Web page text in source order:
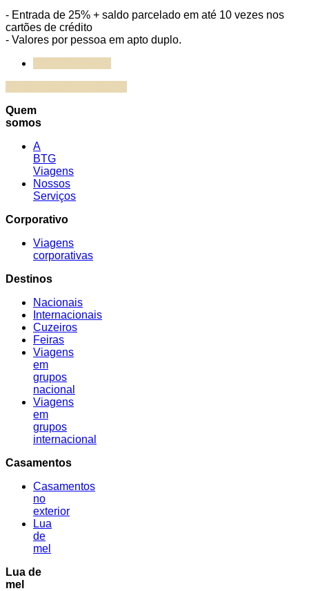
- Entrada de 25% + saldo parcelado em até 10 vezes nos
cartões de crédito
- Valores por pessoa em apto duplo.
Quem
somos
A
BTG
Viagens
Nossos
Serviços
Corporativo
Viagens
corporativas
Destinos
Nacionais
Internacionais
Cuzeiros
Feiras
Viagens
em
grupos
nacional
Viagens
em
grupos
internacional
Casamentos
Casamentos
no
exterior
Lua
de
mel
Lua de
mel